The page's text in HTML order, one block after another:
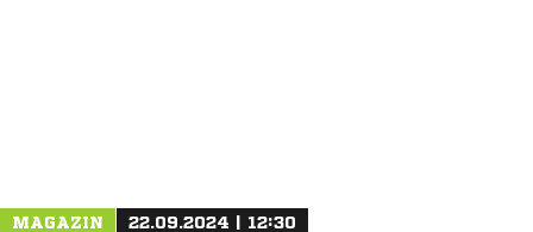
MAGAZIN 22.09.2024 | 12:30